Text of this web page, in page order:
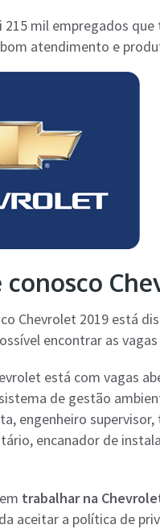
215 mil empregados
atendimento e
Chevrolet 2019 está
encontrar as
está com vagas
de gestão
engenheiro
encanador de
trabalhar na
aceitar a política de